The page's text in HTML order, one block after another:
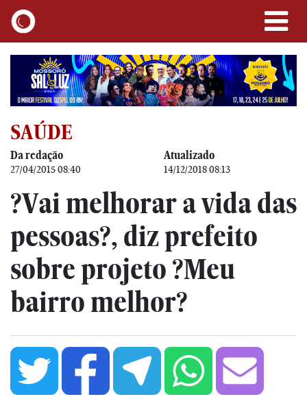
SAÚDE
Da redação
27/04/2015 08:40
Atualizado
14/12/2018 08:13
?Vai melhorar a vida das
pessoas?, diz prefeito
sobre projeto ?Meu
bairro melhor?